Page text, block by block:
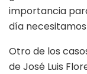
importancia
día
Otro de los
de José Luis